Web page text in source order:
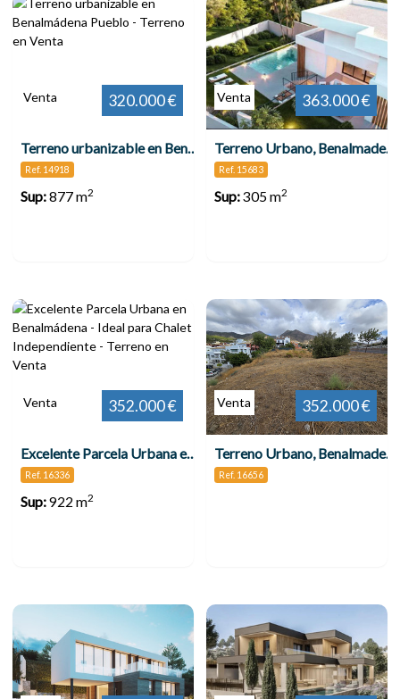
Venta 320.000 €
Terreno urbanizable en Benalmádena Pueblo
Ref. 14918
Sup:877 m2
Venta 363.000 €
Terreno Urbano, Benalmadena
Ref. 15683
Sup:305 m2
Venta 352.000 €
Excelente Parcela Urbana en Benalmádena - Ideal para Chalet Independiente
Ref. 16336
Sup:922 m2
Venta 352.000 €
Terreno Urbano, Benalmadena
Ref. 16656